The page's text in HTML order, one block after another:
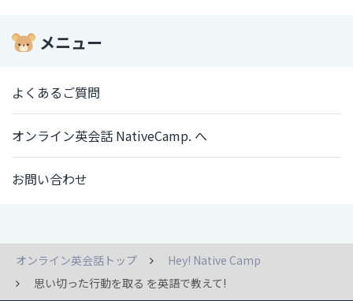
メニュー
よくあるご質問
オンライン英会話 NativeCamp. へ
お問い合わせ
オンライン英会話トップ
Hey! Native Camp
思い切った行動を取る を英語で教えて!